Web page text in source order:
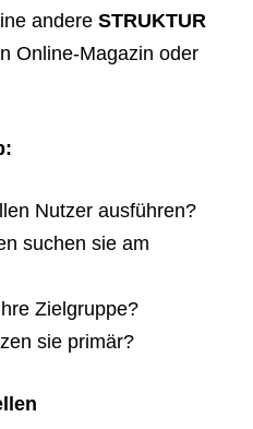
andere STRUKTUR
Online-Magazin oder
Nutzer ausführen?
suchen sie am
Zielgruppe?
sie primär?